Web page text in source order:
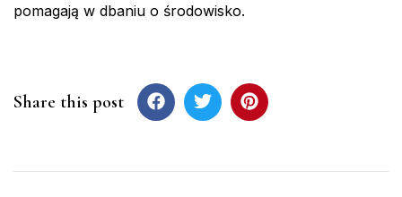
pomagają w dbaniu o środowisko.
Share this post